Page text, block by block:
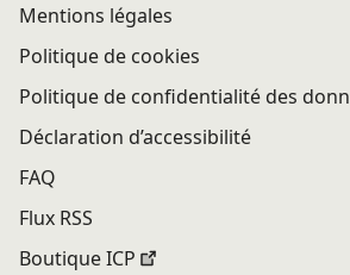
Mentions légales
Politique de cookies
Politique de confidentialité des
Déclaration d’accessibilité
FAQ
Flux RSS
Boutique ICP